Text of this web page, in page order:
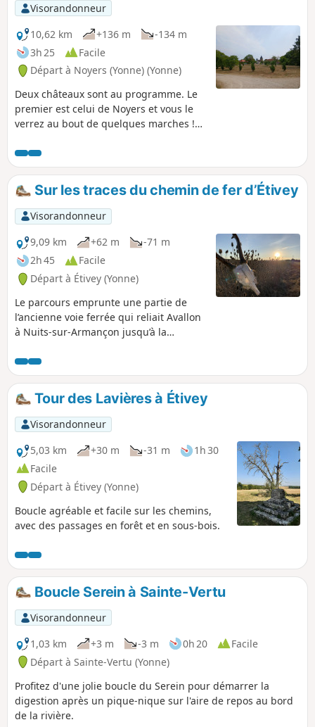
Visorandonneur
10,62 km
+136 m
-134 m
3h 25
Facile
Départ à Noyers (Yonne) (Yonne)
Deux châteaux sont au programme. Le
premier est celui de Noyers et vous le
verrez au bout de quelques marches !
superbe toiture. Profitez pour faire un
tour dans cette cité médiévale ayant
servi comme décors dans un très
célèbre film de Walt Disney !
Sur les traces du chemin de fer d’Étivey
Visorandonneur
9,09 km
+62 m
-71 m
2h 45
Facile
Départ à Étivey (Yonne)
Le parcours emprunte une partie de
l’ancienne voie ferrée qui reliait Avallon
à Nuits-sur-Armançon jusqu’à la
randonnée pour tous, sans difficulté,
avec des paysages variés entre champs
et sous-bois.
Tour des Lavières à Étivey
Visorandonneur
5,03 km
+30 m -31 m
1h 30
Facile
Départ à Étivey (Yonne)
Boucle agréable et facile sur les chemins,
avec des passages en forêt et en sous-bois.
Boucle Serein à Sainte-Vertu
Visorandonneur
1,03 km
+3 m -3 m 0h 20
Facile
Départ à Sainte-Vertu (Yonne)
Profitez d'une jolie boucle du Serein pour démarrer la
digestion après un pique-nique sur l'aire de repos au bord
de la rivière.